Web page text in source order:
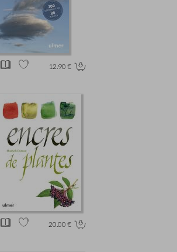
12.90 €
20.00 €